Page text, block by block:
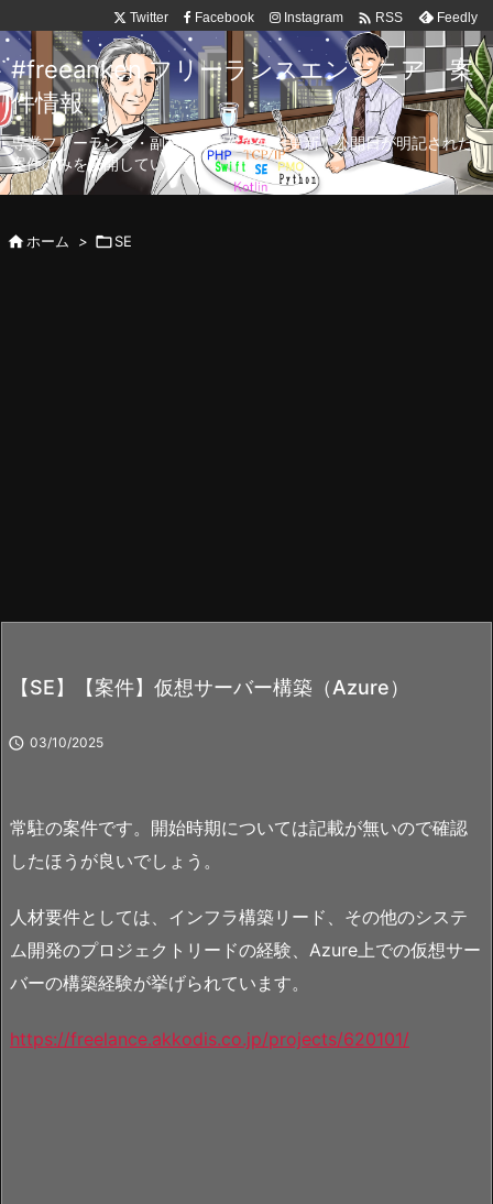
Twitter Facebook Instagram  RSS Feedly
#freeanken フリーランスエンジニア 案
件情報
専業フリーランス・副業向け案件を毎日更新！公開日が明記された
案件のみを公開しています。
ホーム > SE
【SE】【案件】仮想サーバー構築（Azure）
 03/10/2025
常駐の案件です。開始時期については記載が無いので確認
したほうが良いでしょう。
人材要件としては、インフラ構築リード、その他のシステ
ム開発のプロジェクトリードの経験、Azure上での仮想サー
バーの構築経験が挙げられています。
https://freelance.akkodis.co.jp/projects/620101/